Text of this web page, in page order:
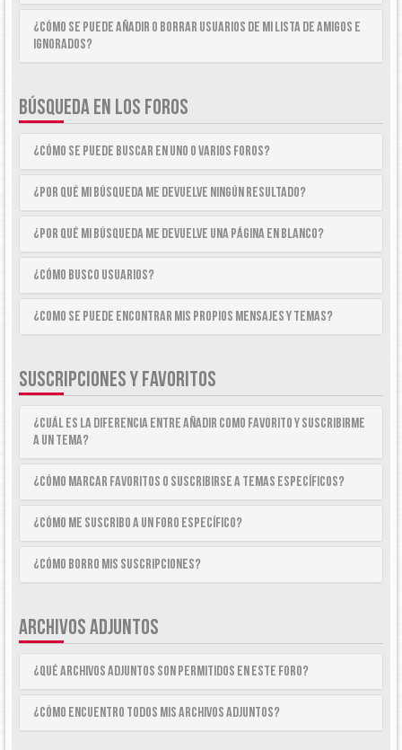
¿Cómo se puede añadir o borrar usuarios de mi lista de Amigos e
Ignorados?
BÚSQUEDA EN LOS FOROS
¿Cómo se puede buscar en uno o varios foros?
¿Por qué mi búsqueda me devuelve ningún resultado?
¿Por qué mi búsqueda me devuelve una página en blanco?
¿Cómo busco usuarios?
¿Como se puede encontrar mis propios mensajes y temas?
SUSCRIPCIONES Y FAVORITOS
¿Cuál es la diferencia entre añadir como Favorito y suscribirme
a un tema?
¿Cómo marcar Favoritos o suscribirse a temas específicos?
¿Cómo me suscribo a un foro específico?
¿Cómo borro mis suscripciones?
ARCHIVOS ADJUNTOS
¿Qué archivos adjuntos son permitidos en este foro?
¿Cómo encuentro todos mis archivos adjuntos?